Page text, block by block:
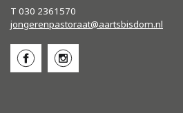
T 030 2361570
jongerenpastoraat@aartsbisdom.nl